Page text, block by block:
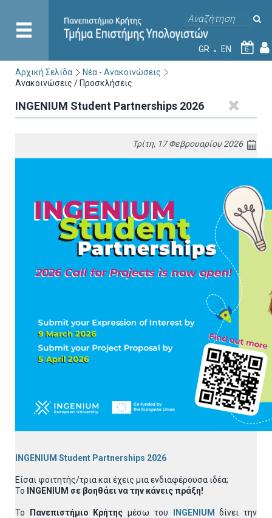
GR EN 6
Αρχική Σελίδα
Νέα - Ανακοινώσεις
Ανακοινώσεις / Προσκλήσεις
INGENIUM Student Partnerships 2026
Τρίτη, 17 Φεβρουαρίου 2026
INGENIUM Student Partnerships 2026
Είσαι φοιτητής/τρια και έχεις μια ενδιαφέρουσα ιδέα;
Το
INGENIUM σε βοηθάει να την κάνεις πράξη!
Το Πανεπιστήμιο Κρήτης μέσω του INGENIUM
δίνει την